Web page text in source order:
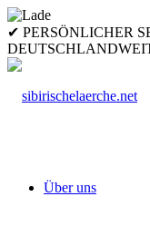
✔ PERSÖNLICHER
Über uns